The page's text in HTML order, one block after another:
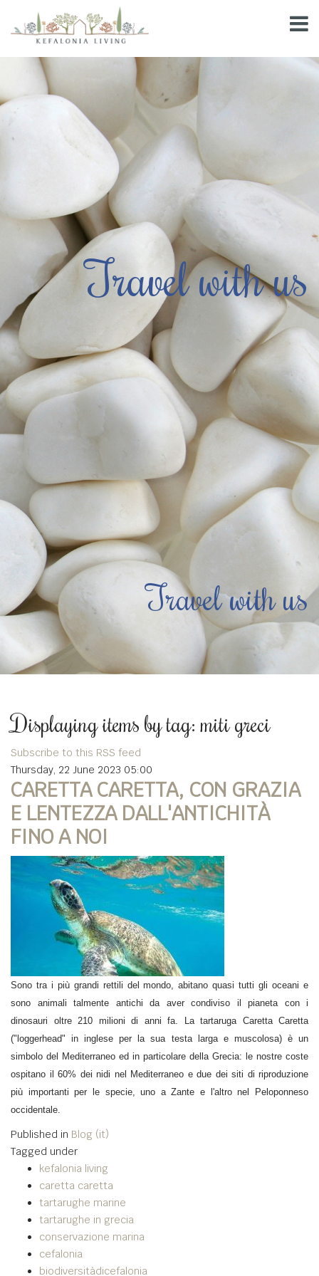
Travel with us
Travel with us
Displaying items by tag: miti greci
Subscribe to this RSS feed
Thursday, 22 June 2023 05:00
CARETTA CARETTA, CON GRAZIA
E LENTEZZA DALL'ANTICHITÀ
FINO A NOI
Sono tra i più grandi rettili del mondo, abitano quasi tutti gli oceani e
sono animali talmente antichi da aver condiviso il pianeta con i
dinosauri oltre 210 milioni di anni fa. La tartaruga Caretta Caretta
("loggerhead" in inglese per la sua testa larga e muscolosa) è un
simbolo del Mediterraneo ed in particolare della Grecia: le nostre coste
ospitano il 60% dei nidi nel Mediterraneo e due dei siti di riproduzione
più importanti per le specie, uno a Zante e l'altro nel Peloponneso
occidentale.
Published in Blog (it)
Tagged under
kefalonia living
caretta caretta
tartarughe marine
tartarughe in grecia
conservazione marina
cefalonia
biodiversitàdicefalonia